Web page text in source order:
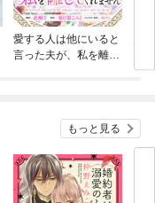
愛する人は他にいると
言った夫が、私を離し
もっと見る